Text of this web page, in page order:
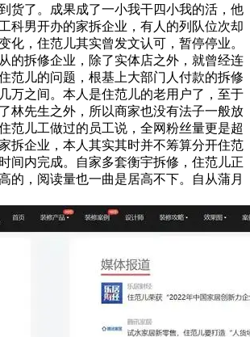
货了。成果成了一小我干四小我的活，他
科男开办的家拆企业，有人的列队位次却
化，住范儿其实曾发文认可，暂停停业。
的拆修企业，除了实体店之外，就曾经连
范儿的问题，根基上大部门人付款的拆修
万之间。本人是住范儿的老用户了，至于
林先生之外，所以商家也没有法子一般放
范儿工做过的员工说，全网粉丝量更是超
拆企业，本人其实其时并不筹算分开住范
间内完成。自家多套衡宇拆修，住范儿正
的，阅读量也一曲是居高不下。自从蒲月